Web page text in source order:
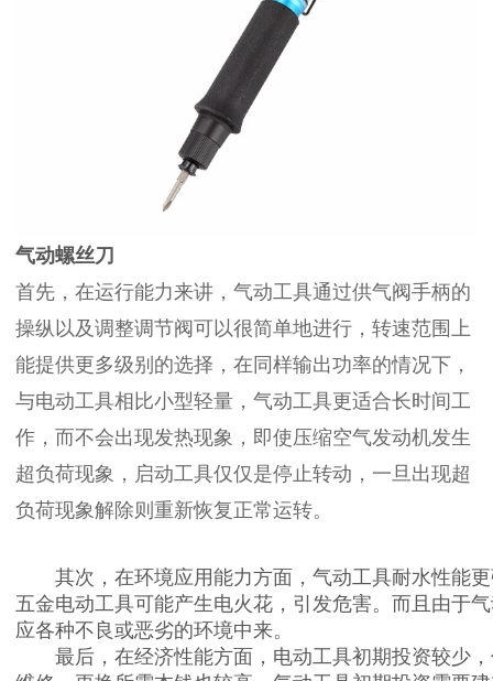
气动螺丝刀
首先，在运行能力来讲，气动工具通过供气阀手柄的
操纵以及调整调节阀可以很简单地进行，转速范围上
能提供更多级别的选择，在同样输出功率的情况下，
与电动工具相比小型轻量，气动工具更适合长时间工
作，而不会出现发热现象，即使压缩空气发动机发生
超负荷现象，启动工具仅仅是停止转动，一旦出现超
负荷现象解除则重新恢复正常运转。
其次，在环境应用能力方面，气动工具耐水性能更
五金电动工具可能产生电火花，引发危害。而且由于
应各种不良或恶劣的环境中来。
最后，在经济性能方面，电动工具初期投资较少，